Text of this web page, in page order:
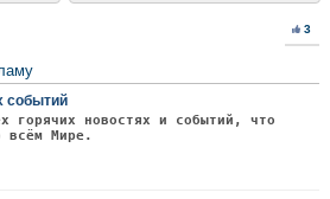
3
событий
горячих новостях и событий, что
всём Мире.